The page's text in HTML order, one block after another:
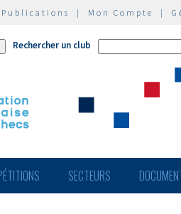
Publications | Mon Compte |
Rechercher un club
SECTEURS